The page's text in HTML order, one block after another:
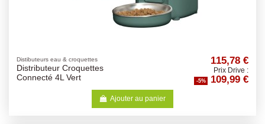
Distibuteurs eau & croquettes
Distributeur Croquettes
Connecté 4L Vert
115,78 €
Prix Drive :
-5% 109,99 €
Ajouter au panier